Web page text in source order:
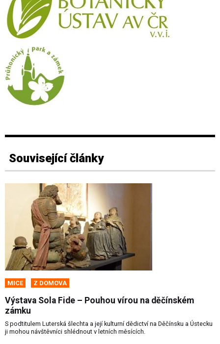
Související články
MICE Z DOMOVA
Výstava Sola Fide – Pouhou vírou na děčínském
zámku
S podtitulem Luterská šlechta a její kulturní dědictví na Děčínsku a Ústecku
ji mohou návštěvníci shlédnout v letních měsících.